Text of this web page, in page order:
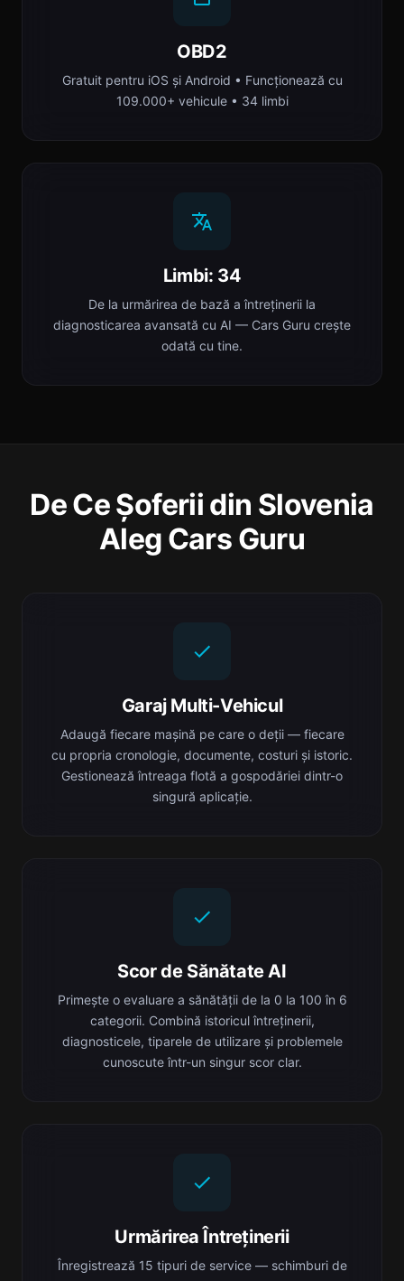
OBD2
Gratuit pentru iOS și Android • Funcționează cu
109.000+ vehicule • 34 limbi
Limbi: 34
De la urmărirea de bază a întreținerii la
diagnosticarea avansată cu AI — Cars Guru crește
odată cu tine.
De Ce Șoferii din Slovenia
Aleg Cars Guru
Garaj Multi-Vehicul
Adaugă fiecare mașină pe care o deții — fiecare
cu propria cronologie, documente, costuri și istoric.
Gestionează întreaga flotă a gospodăriei dintr-o
singură aplicație.
Scor de Sănătate AI
Primește o evaluare a sănătății de la 0 la 100 în 6
categorii. Combină istoricul întreținerii,
diagnosticele, tiparele de utilizare și problemele
cunoscute într-un singur scor clar.
Urmărirea Întreținerii
Înregistrează 15 tipuri de service — schimburi de